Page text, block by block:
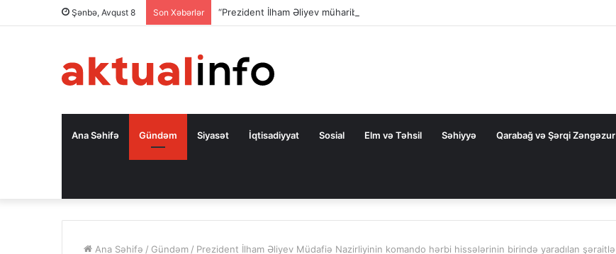
Şənbə, Avqust 8 Son Xəbərlər “Prezident İlham Əliyev müharibəni qazandı, həm də sülhü qazandı!”
Ana Səhifə Gündəm Siyasət İqtisadiyyat Sosial Elm və Təhsil Səhiyyə Qarabağ və Şərqi Zəngəzur
Ana Səhifə / Gündəm / Prezident İlham Əliyev Müdafiə Nazirliyinin komando hərbi hissələrinin birində yaradılan şəraitlə